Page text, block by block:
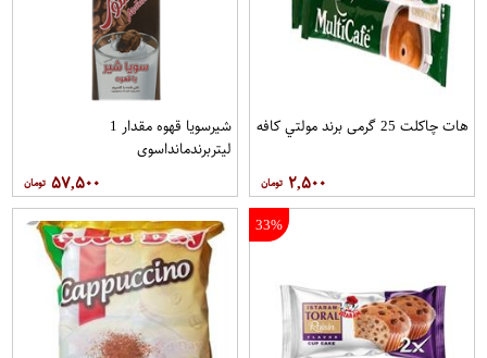
هات چاکلت 25 گرمی برند مولتي کافه
۲,۵۰۰
شیرسویا قهوه مقدار 1
لیتربرندمانداسوی
۵۷,۵۰۰
33%